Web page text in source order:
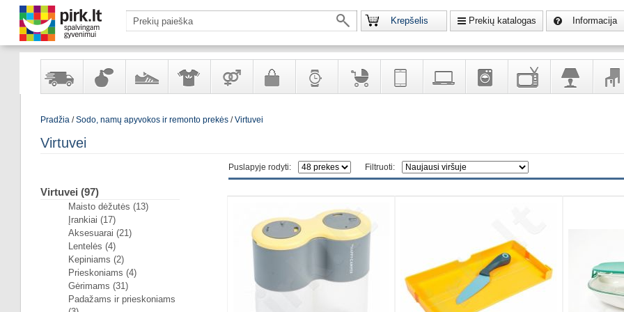
Krepšelis Prekių katalogas Informacija
Yra
Kvepalai
kosmetika
Avalynė AprangaPrekės
Galanterija
Pradžia /Sodo, namų apyvokos ir remonto prekės /Virtuvei
Virtuvei
Puslapyje rodyti: Filtruoti:
Virtuvei (97)
Maisto dėžutės (13)
Įrankiai (17)
Aksesuarai (21)
Lentelės (4)
Kepiniams (2)
Prieskoniams (4)
Gėrimams (31)
Padažams ir prieskoniams